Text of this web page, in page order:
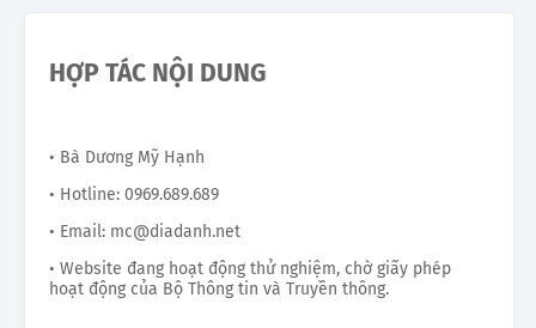
HỢP TÁC NỘI DUNG
• Bà Dương Mỹ Hạnh
• Hotline: 0969.689.689
• Email: mc@diadanh.net
• Website đang hoạt động thử nghiệm, chờ giấy phép
hoạt động của Bộ Thông tin và Truyền thông.